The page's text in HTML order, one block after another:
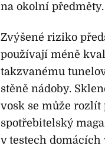
na okolní předměty.
Zvýšené riziko
používají méně
takzvanému
stěně nádoby.
vosk se může rozlít
spotřebitelský
v testech domácích